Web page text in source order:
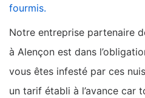
fourmis.
Notre entreprise partenaire
à Alençon est dans
vous êtes infesté par ces
un tarif établi à l’avance car